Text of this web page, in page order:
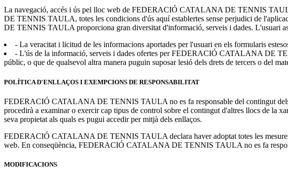
La navegació, accés i ús pel lloc web de FEDERACIÓ CATALANA DE TENNIS
DE TENNIS TAULA, totes les condicions d'ús aquí establertes sense perjudici de
DE TENNIS TAULA proporciona gran diversitat d'informació, serveis i dades. L'usuari
- La veracitat i licitud de les informacions aportades per l'usuari en els formularis
- L'ús de la informació, serveis i dades ofertes per FEDERACIÓ CATALANA DE
públic, o que de qualsevol altra manera puguin suposar lesió dels drets de tercers o del
POLÍTICA D'ENLLAÇOS I EXEMPCIONS DE RESPONSABILITAT
FEDERACIÓ CATALANA DE TENNIS TAULA no es fa responsable del contingut dels
procedirà a examinar o exercir cap tipus de control sobre el contingut d'altres llocs de la
seva propietat als quals es pugui accedir per mitjà dels enllaços.
FEDERACIÓ CATALANA DE TENNIS TAULA declara haver adoptat totes les mesures
web. En conseqüència, FEDERACIÓ CATALANA DE TENNIS TAULA no es fa
MODIFICACIONS